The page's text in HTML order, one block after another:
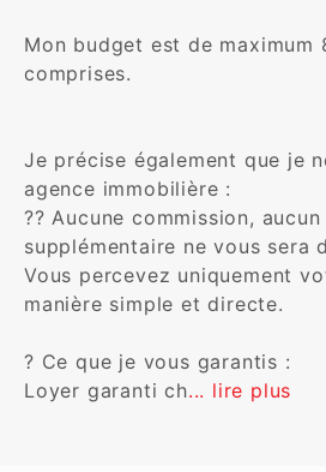
Mon budget est de maximum
comprises.
Je précise également que je
agence immobilière :
?? Aucune commission,
supplémentaire ne vous sera
Vous percevez uniquement
manière simple et directe.
? Ce que je vous garantis :
Loyer garanti ch... lire plus